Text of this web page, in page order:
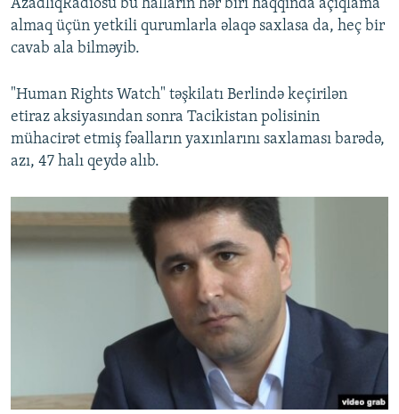
AzadlıqRadiosu bu halların hər biri haqqında açıqlama
almaq üçün yetkili qurumlarla əlaqə saxlasa da, heç bir
cavab ala bilməyib.
"Human Rights Watch" təşkilatı Berlində keçirilən
etiraz aksiyasından sonra Tacikistan polisinin
mühacirət etmiş fəalların yaxınlarını saxlaması barədə,
azı, 47 halı qeydə alıb.